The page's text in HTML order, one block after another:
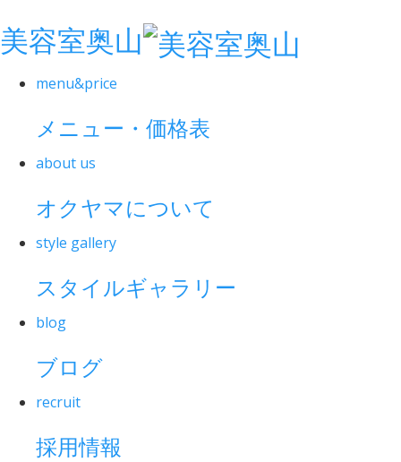
美容室奥山
menu&price
メニュー・価格表
about us
オクヤマについて
style gallery
スタイルギャラリー
blog
ブログ
recruit
採用情報